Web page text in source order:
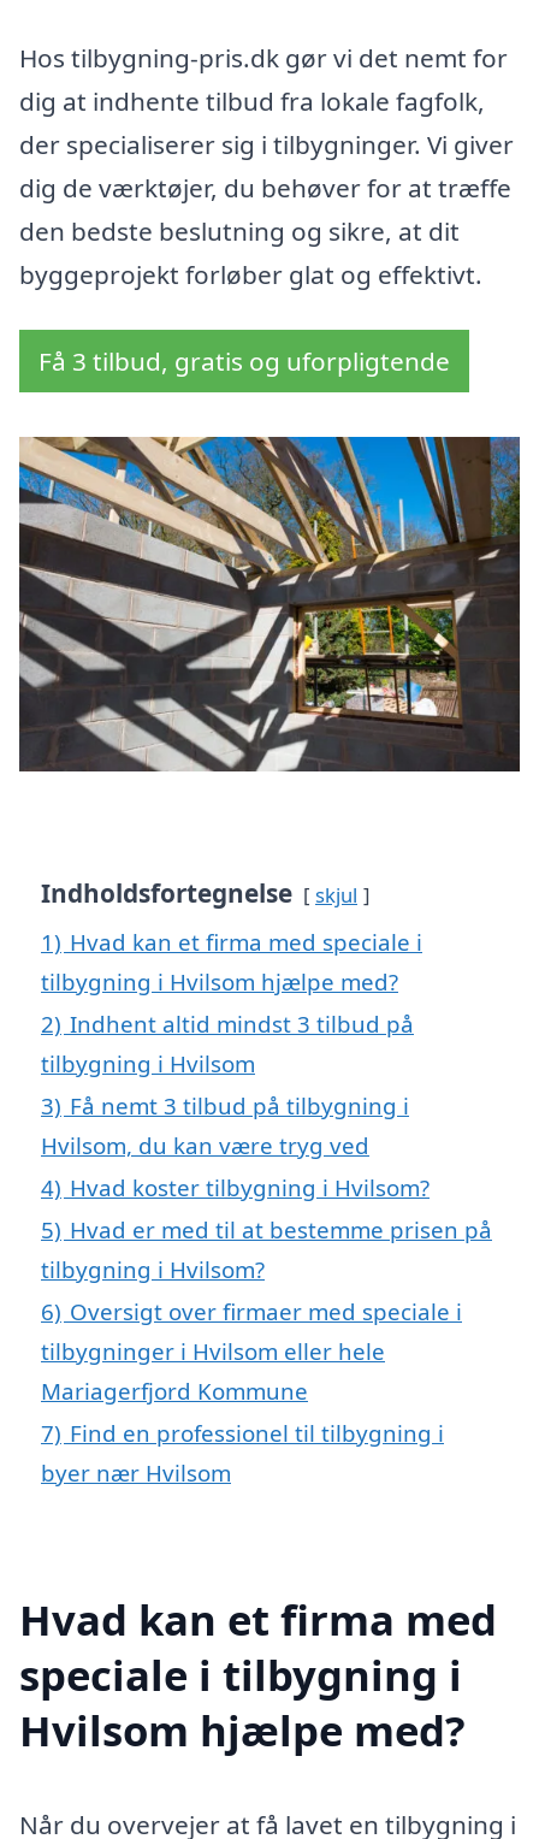
Hos tilbygning-pris.dk gør vi det nemt for
dig at indhente tilbud fra lokale fagfolk,
der specialiserer sig i tilbygninger. Vi giver
dig de værktøjer, du behøver for at træffe
den bedste beslutning og sikre, at dit
byggeprojekt forløber glat og effektivt.
Få 3 tilbud, gratis og uforpligtende
Indholdsfortegnelse skjul
1) Hvad kan et firma med speciale i
tilbygning i Hvilsom hjælpe med?
2) Indhent altid mindst 3 tilbud på
tilbygning i Hvilsom
3) Få nemt 3 tilbud på tilbygning i
Hvilsom, du kan være tryg ved
4) Hvad koster tilbygning i Hvilsom?
5) Hvad er med til at bestemme prisen på
tilbygning i Hvilsom?
6) Oversigt over firmaer med speciale i
tilbygninger i Hvilsom eller hele
Mariagerfjord Kommune
7) Find en professionel til tilbygning i
byer nær Hvilsom
Hvad kan et firma med
speciale i tilbygning i
Hvilsom hjælpe med?
Når du overvejer at få lavet en tilbygning i